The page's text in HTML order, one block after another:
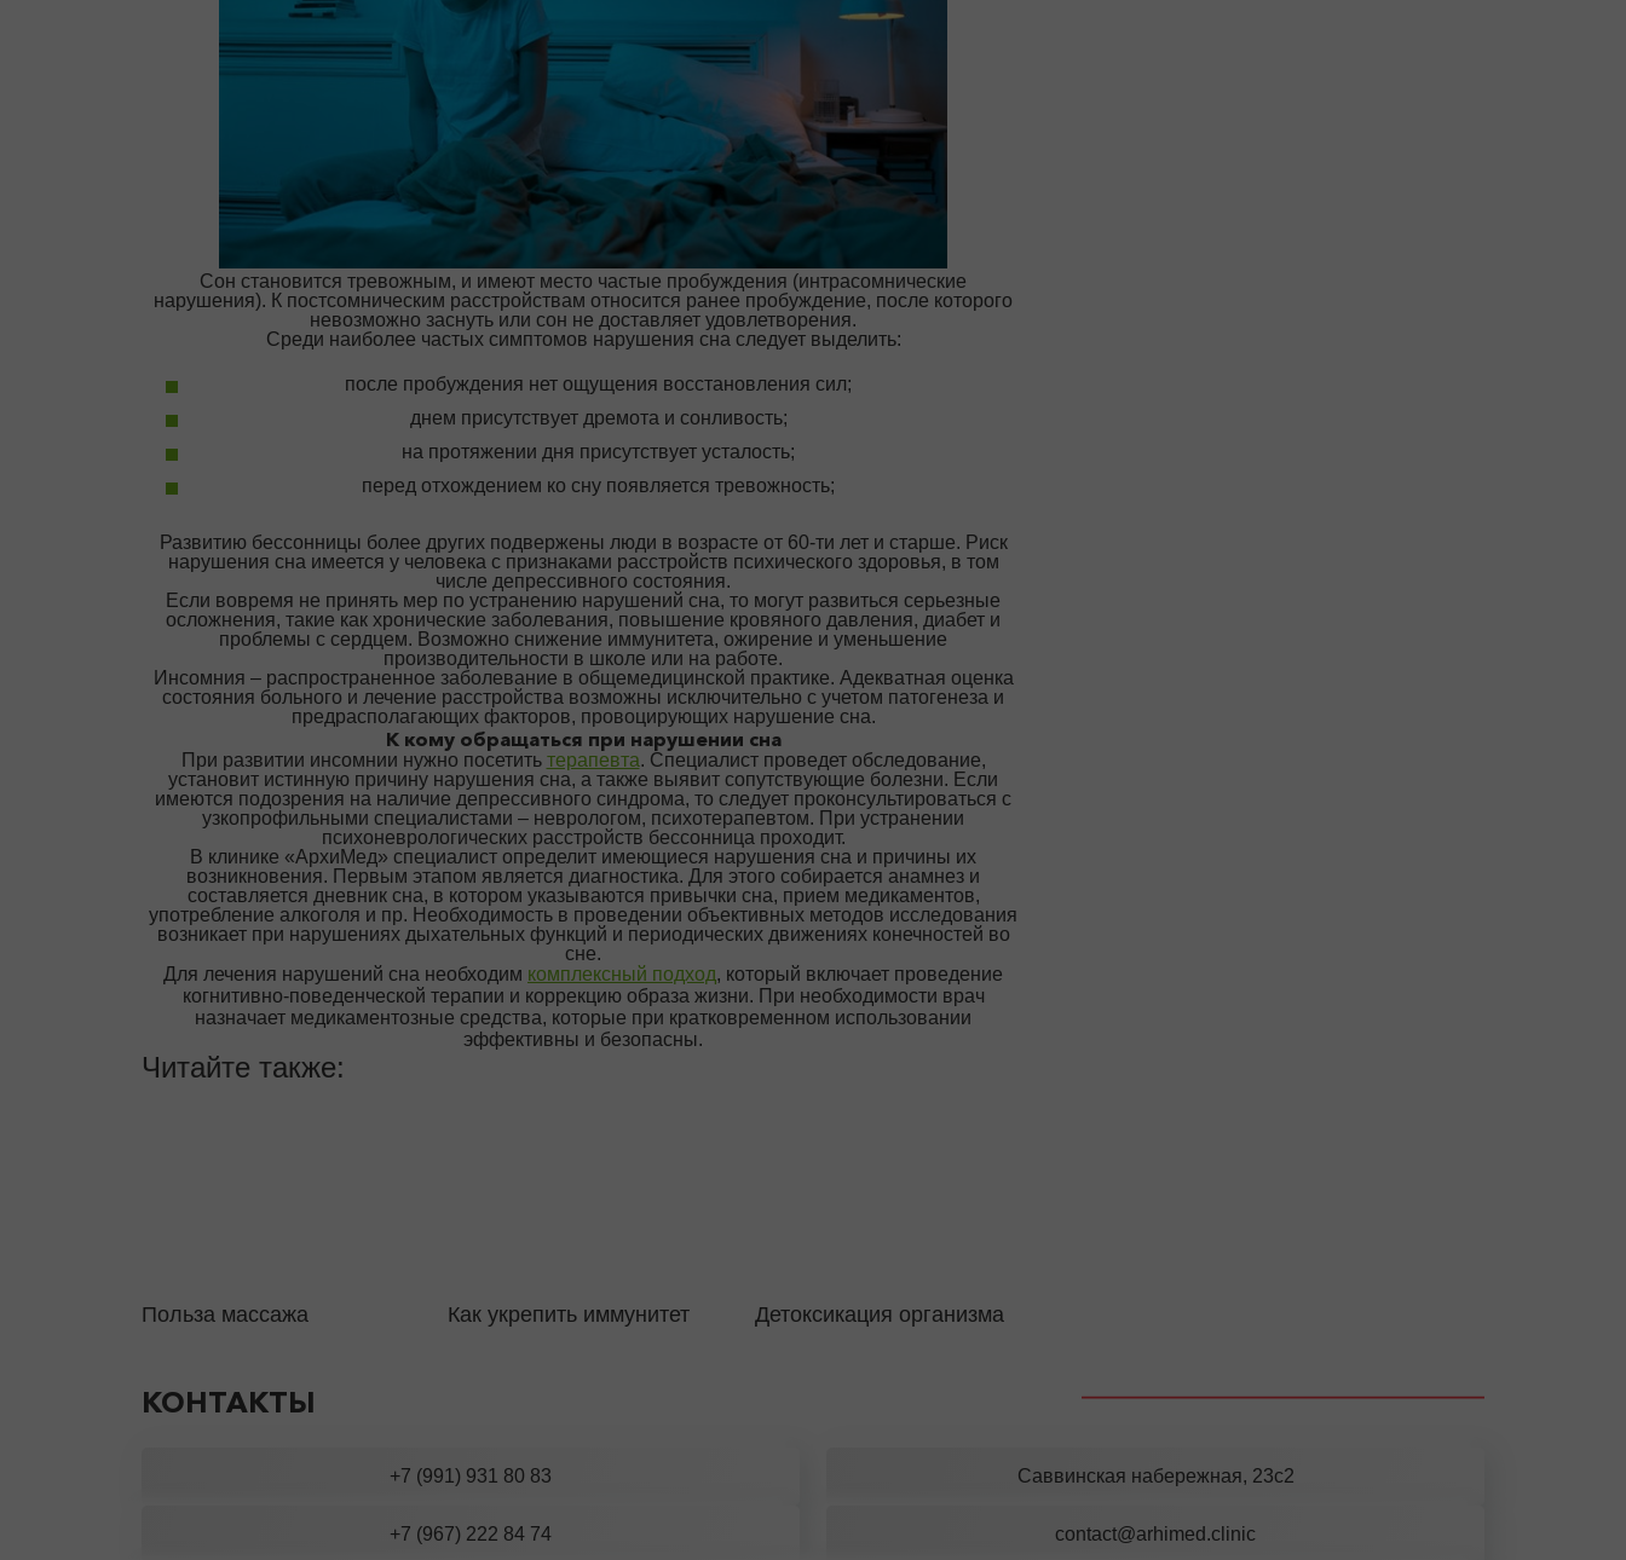
Сон становится тревожным, и имеют место частые пробуждения (интрасомнические
нарушения). К постсомническим расстройствам относится ранее пробуждение, после которого
невозможно заснуть или сон не доставляет удовлетворения.
Среди наиболее частых симптомов нарушения сна следует выделить:
после пробуждения нет ощущения восстановления сил;
днем присутствует дремота и сонливость;
на протяжении дня присутствует усталость;
перед отхождением ко сну появляется тревожность;
Развитию бессонницы более других подвержены люди в возрасте от 60-ти лет и старше. Риск
нарушения сна имеется у человека с признаками расстройств психического здоровья, в том
числе депрессивного состояния.
Если вовремя не принять мер по устранению нарушений сна, то могут развиться серьезные
осложнения, такие как хронические заболевания, повышение кровяного давления, диабет и
проблемы с сердцем. Возможно снижение иммунитета, ожирение и уменьшение
производительности в школе или на работе.
Инсомния – распространенное заболевание в общемедицинской практике. Адекватная оценка
состояния больного и лечение расстройства возможны исключительно с учетом патогенеза и
предрасполагающих факторов, провоцирующих нарушение сна.
К кому обращаться при нарушении сна
При развитии инсомнии нужно посетить терапевта. Специалист проведет обследование,
установит истинную причину нарушения сна, а также выявит сопутствующие болезни. Если
имеются подозрения на наличие депрессивного синдрома, то следует проконсультироваться с
узкопрофильными специалистами – неврологом, психотерапевтом. При устранении
психоневрологических расстройств бессонница проходит.
В клинике «АрхиМед» специалист определит имеющиеся нарушения сна и причины их
возникновения. Первым этапом является диагностика. Для этого собирается анамнез и
составляется дневник сна, в котором указываются привычки сна, прием медикаментов,
употребление алкоголя и пр. Необходимость в проведении объективных методов исследования
возникает при нарушениях дыхательных функций и периодических движениях конечностей во
сне.
Для лечения нарушений сна необходим комплексный подход, который включает проведение
когнитивно-поведенческой терапии и коррекцию образа жизни. При необходимости врач
назначает медикаментозные средства, которые при кратковременном использовании
эффективны и безопасны.
Читайте также:
Польза массажа Как укрепить иммунитет Детоксикация организма
КОНТАКТЫ
+7 (991) 931 80 83 Саввинская набережная, 23с2
+7 (967) 222 84 74 contact@arhimed.clinic